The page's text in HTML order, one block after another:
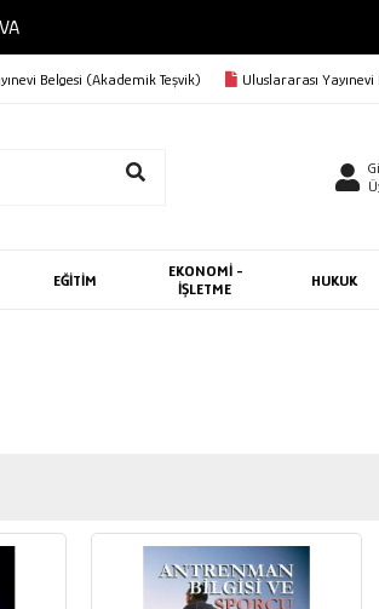
Belgesi (Akademik Teşvik) Uluslararası
EĞİTİM
EKONOMİ -
İŞLETME
HUKUK